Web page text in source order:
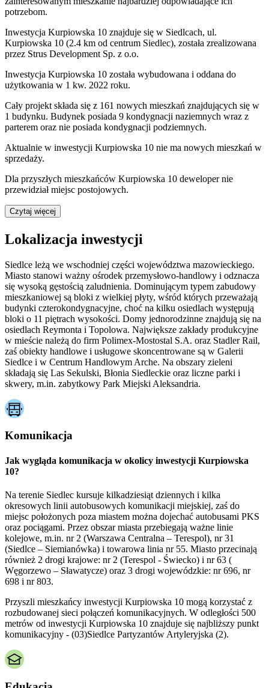
potrzebom.
Inwestycja Kurpiowska 10 znajduje się w Siedlcach, ul.
Kurpiowska 10 (2.4 km od centrum Siedlec), została zrealizowana
przez Strus Development Sp. z o.o.
Inwestycja Kurpiowska 10 została wybudowana i oddana do
użytkowania w 1 kw. 2022 roku.
Cały projekt składa się z 161 nowych mieszkań znajdujących się w
1 budynku. Budynek posiada 9 kondygnacji naziemnych wraz z
parterem oraz nie posiada kondygnacji podziemnych.
Aktualnie w inwestycji Kurpiowska 10 nie ma nowych mieszkań w
sprzedaży.
Dla przyszłych mieszkańców Kurpiowska 10 deweloper nie
przewidział miejsc postojowych.
Czytaj więcej
Lokalizacja inwestycji
Siedlce leżą we wschodniej części województwa mazowieckiego.
Miasto stanowi ważny ośrodek przemysłowo-handlowy i odznacza
się wysoką gęstością zaludnienia. Dominującym typem zabudowy
mieszkaniowej są bloki z wielkiej płyty, wśród których przeważają
budynki czterokondygnacyjne, choć na kilku osiedlach występują
bloki o 11 piętrach wysokości. Domy jednorodzinne znajdują się na
osiedlach Reymonta i Topolowa. Największe zakłady produkcyjne
w mieście należą do firm Polimex-Mostostal S.A. oraz Stadler Rail,
zaś obiekty handlowe i usługowe skoncentrowane są w Galerii
Siedlce i w Centrum Handlowym Arche. Na obszary zieleni
składają się Las Sekulski, Błonia Siedleckie oraz liczne parki i
skwery, m.in. zabytkowy Park Miejski Aleksandria.
Komunikacja
Jak wygląda komunikacja w okolicy inwestycji Kurpiowska
10?
Na terenie Siedlec kursuje kilkadziesiąt dziennych i kilka
okresowych linii autobusowych komunikacji miejskiej, zaś do
miejsc położonych poza miastem można dojechać autobusami PKS
oraz pociągami. Przez obszar miasta przebiegają ważne linie
kolejowe, m.in. nr 2 (Warszawa Centralna – Terespol), nr 31
(Siedlce – Siemianówka) i towarowa linia nr 55. Miasto przecinają
również 2 drogi krajowe: nr 2 (Terespol - Świecko) i nr 63 (
Węgorzewo – Sławatycze) oraz 3 drogi wojewódzkie: nr 696, nr
698 i nr 803.
Przyszli mieszkańcy inwestycji Kurpiowska 10 mogą korzystać z
rozbudowanej sieci połączeń komunikacyjnych. W odległości 500
metrów od inwestycji Kurpiowska 10 znajduje się najbliższy punkt
komunikacyjny - (03)Siedlce Partyzantów Artyleryjska (2).